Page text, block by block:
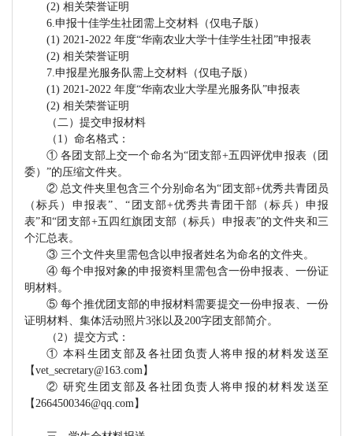
(2) 相关荣誉证明
6.申报十佳学生社团需上交材料（仅电子版）
(1) 2021-2022 年度“华南农业大学十佳学生社团”申报表
(2) 相关荣誉证明
7.申报星光服务队需上交材料（仅电子版）
(1) 2021-2022 年度“华南农业大学星光服务队”申报表
(2) 相关荣誉证明
（二）提交申报材料
（ 1）命名格式：
① 各团支部上交一个命名为“团支部+五四评优申报表（团
委）”的压缩文件夹。
② 总文件夹里包含三个分别命名为“ 团支部+优秀共青团员
（标兵）申报表”、“ 团支部+优秀共青团干部（标兵）申报
表”和“团支部+五四红旗团支部（标兵）申报表”的文件夹和三
个汇总表。
③ 三个文件夹里需包含以申报者姓名为命名的文件夹。
④ 每个申报对象的申报资料里需包含一份申报表、 一份证
明材料。
⑤ 每个推优团支部的申报材料需要提交一份申报表、一份
证明材料、 集体活动照片3张以及200字团支部简介。
（2）提交方式：
① 本科生团支部及各社团负责人将申报的材料发送至
【vet_secretary@163.com】
② 研究生团支部及各社团负责人将申报的材料发送至
【2664500346@qq.com】